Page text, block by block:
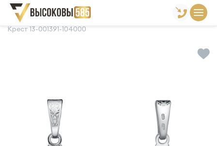
Главная Склад готовой продукции
Крест 13-001391-104000